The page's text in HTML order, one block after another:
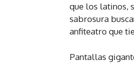
que los latinos,
sabrosura
anfiteatro que
Pantallas